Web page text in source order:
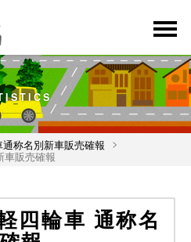
称名別新車販売確報
車販売確報
四輪車 通称名